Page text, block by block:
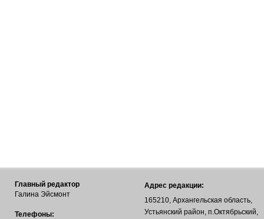
Главный редактор
Галина Эйсмонт
Телефоны:
Адрес редакции:
165210, Архангельская область,
Устьянский район, п.Октябрьский,